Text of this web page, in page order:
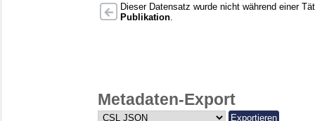
Dieser Datensatz wurde nicht während einer
Publikation
Metadaten-Export